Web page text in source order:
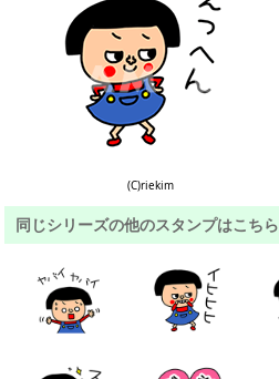
(C)riekim
同じシリーズの他のスタンプはこちら